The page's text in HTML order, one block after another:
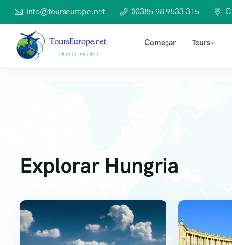
info@tourseurope.net 00385 98 9533 315
Começar Tours
Explorar Hungria